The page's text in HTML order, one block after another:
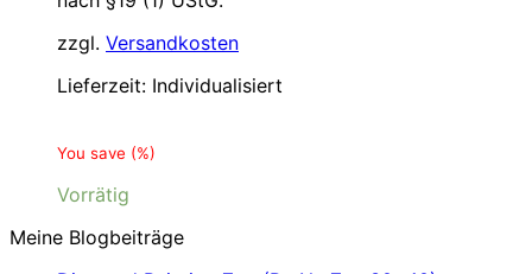
zzgl. Versandkosten
Lieferzeit: Individualisiert
You save (%)
Vorrätig
Meine Blogbeiträge